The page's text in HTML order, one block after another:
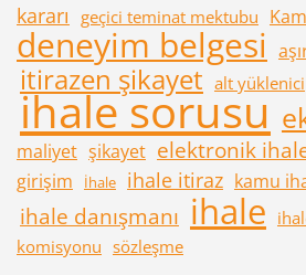
kararı geçici teminat mektubu
deneyim belgesi
itirazen şikayet alt yüklenici
ihale sorusu
maliyet şikayet elektronik
girişim
İhale ihale itiraz kamu
ihale danışmanı ihale
komisyonu sözleşme